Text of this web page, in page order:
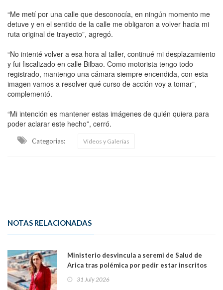
“Me metí por una calle que desconocía, en ningún momento me
detuve y en el sentido de la calle me obligaron a volver hacia mi
ruta original de trayecto”, agregó.
“No intenté volver a esa hora al taller, continué mi desplazamiento
y fui fiscalizado en calle Bilbao. Como motorista tengo todo
registrado, mantengo una cámara siempre encendida, con esta
imagen vamos a resolver qué curso de acción voy a tomar”,
complementó.
“Mi intención es mantener estas imágenes de quién quiera para
poder aclarar este hecho”, cerró.
Categorias: Videos y Galerías
NOTAS RELACIONADAS
Ministerio desvincula a seremi de Salud de
Arica tras polémica por pedir estar inscritos
Ya son 29 seremis despedidos desde el 11 de
31 July 2026